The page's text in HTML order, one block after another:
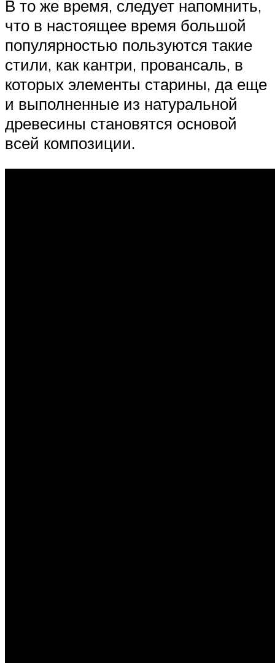
В то же время, следует напомнить,
что в настоящее время большой
популярностью пользуются такие
стили, как кантри, провансаль, в
которых элементы старины, да еще
и выполненные из натуральной
древесины становятся основой
всей композиции.